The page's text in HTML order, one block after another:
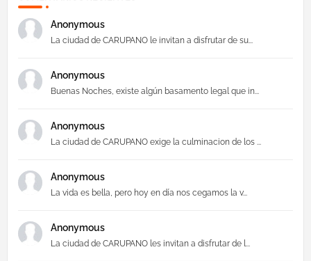
Anonymous
La ciudad de CARUPANO le invitan a disfrutar de su...
Anonymous
Buenas Noches, existe algún basamento legal que in...
Anonymous
La ciudad de CARUPANO exige la culminacion de los ...
Anonymous
La vida es bella, pero hoy en día nos cegamos la v...
Anonymous
La ciudad de CARUPANO les invitan a disfrutar de l...